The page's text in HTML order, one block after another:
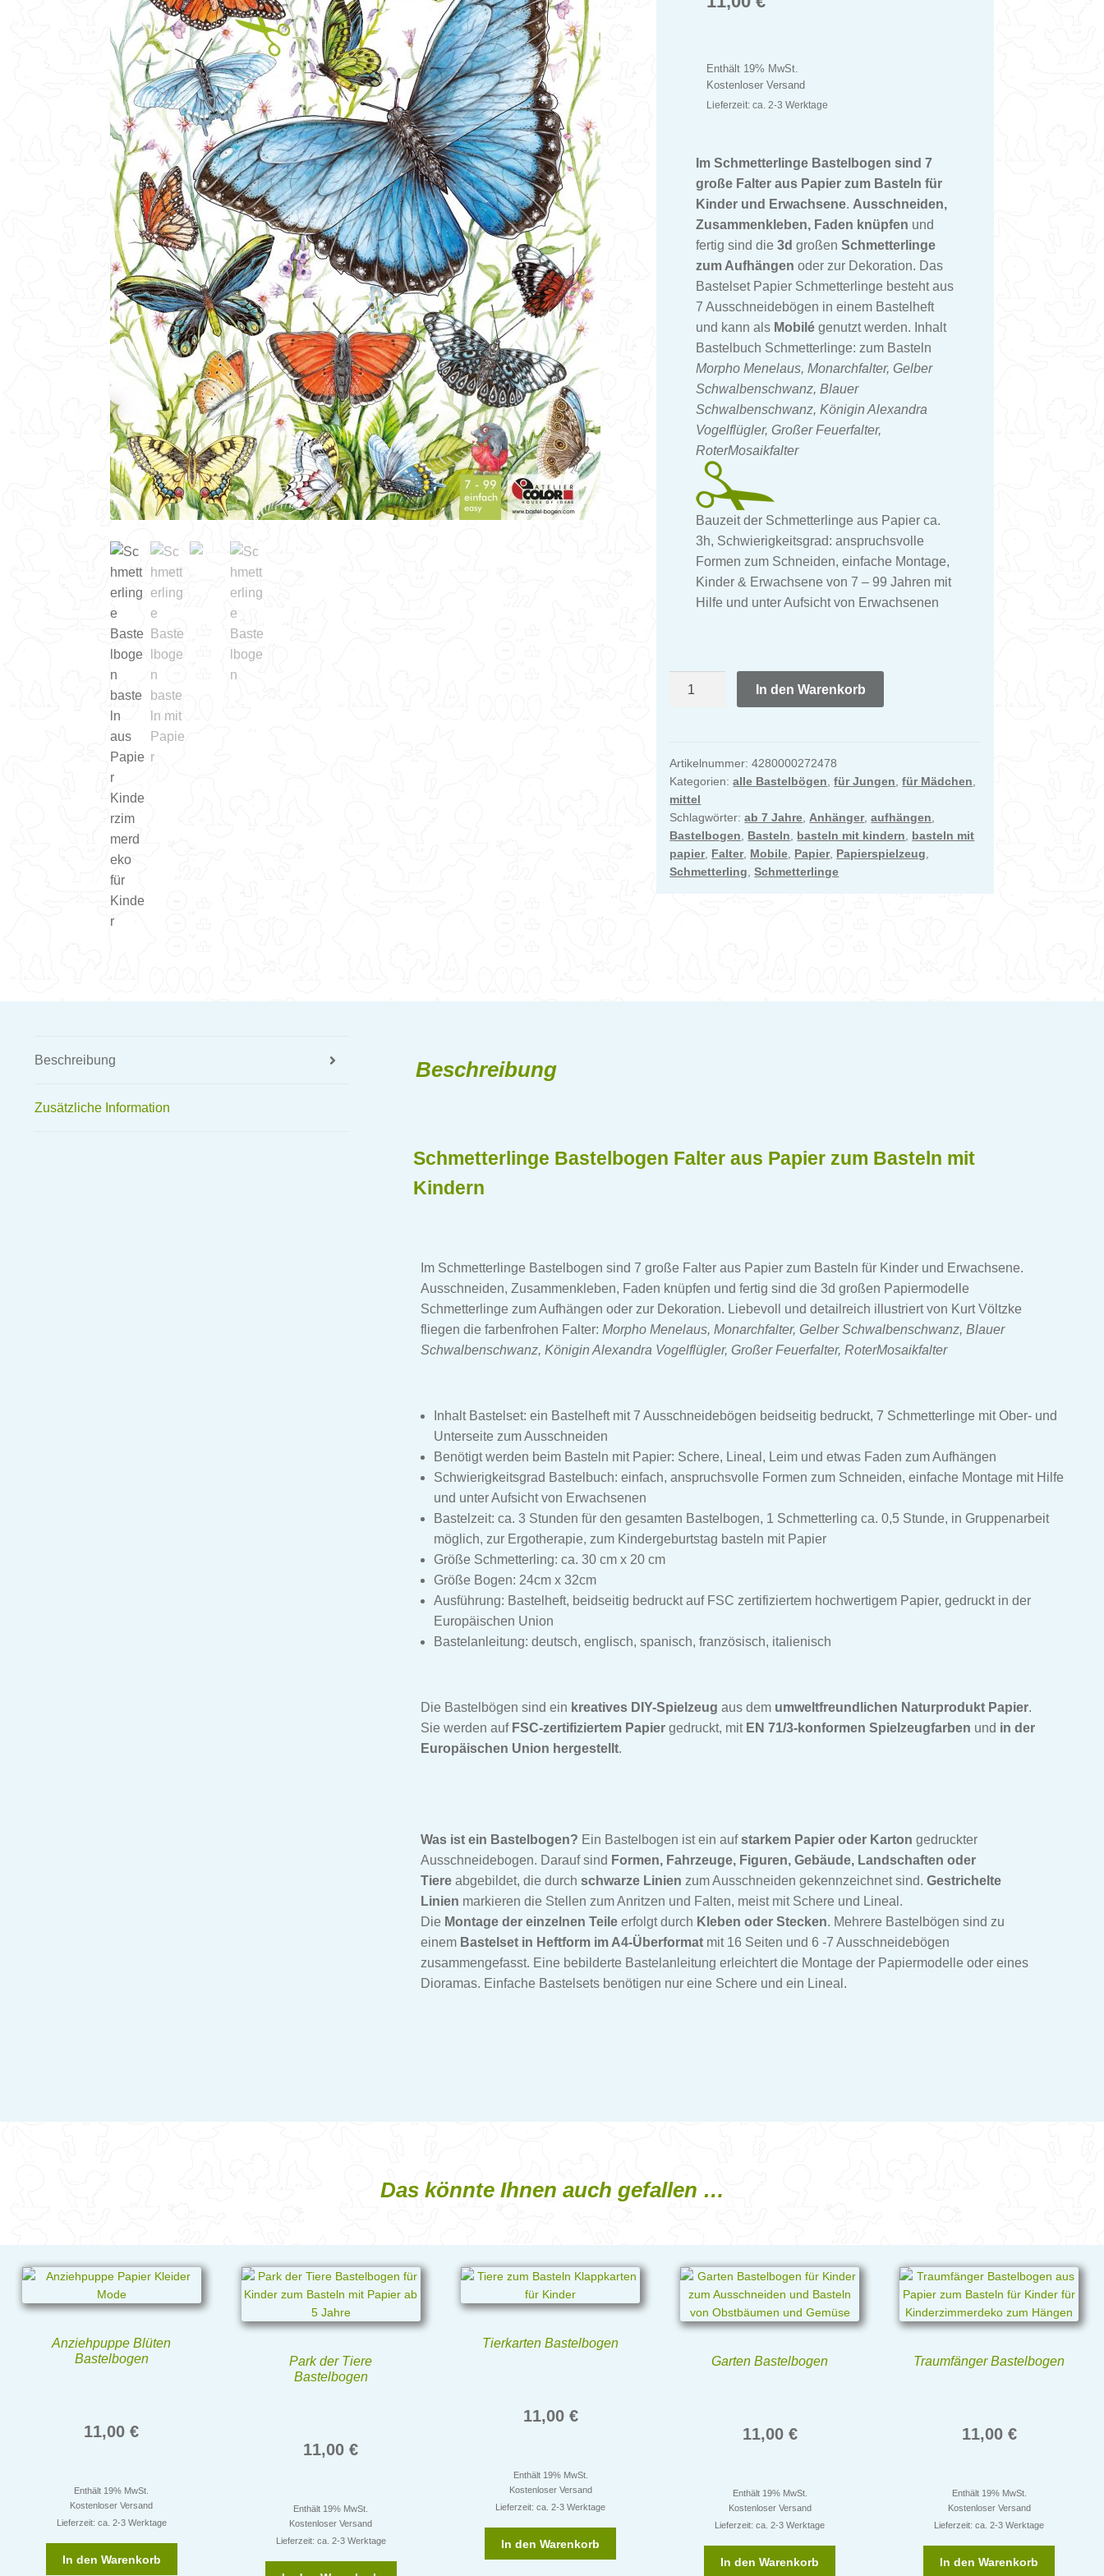
Enthält 19% MwSt.
Kostenloser Versand
Lieferzeit: ca. 2-3 Werktage
Im Schmetterlinge Bastelbogen sind 7
große Falter aus Papier zum Basteln für
Kinder und Erwachsene. Ausschneiden,
Zusammenkleben, Faden knüpfen und
fertig sind die3d großenSchmetterlinge
zum Aufhängen oder zur Dekoration. Das
Bastelset Papier Schmetterlinge besteht aus
7 Ausschneidebögen in einem Bastelheft
und kann als Mobilé genutzt werden. Inhalt
Bastelbuch Schmetterlinge: zum Basteln
Morpho Menelaus, Monarchfalter, Gelber
Schwalbenschwanz, Blauer
Schwalbenschwanz, Königin Alexandra
Vogelflügler, Großer Feuerfalter,
RoterMosaikfalter
Bauzeit der Schmetterlinge aus Papier ca.
3h, Schwierigkeitsgrad: anspruchsvolle
Formen zum Schneiden, einfache Montage,
Kinder & Erwachsene von 7 – 99 Jahren mit
Hilfe und unter Aufsicht von Erwachsenen
In den Warenkorb
Artikelnummer:4280000272478
Kategorien:alle Bastelbögen,für Jungen,für Mädchen,
mittel
Schlagwörter:ab 7 Jahre,Anhänger,aufhängen,
Bastelbogen, Basteln, basteln mit kindern, basteln mit
papier, Falter, Mobile, Papier, Papierspielzeug,
Schmetterling,Schmetterlinge
Beschreibung
Zusätzliche Information
Beschreibung
Schmetterlinge Bastelbogen Falter aus Papier zum Basteln mit
Kindern
Im Schmetterlinge Bastelbogen sind 7 große Falter aus Papier zum Basteln für Kinder und Erwachsene.
Ausschneiden, Zusammenkleben, Faden knüpfen und fertig sind die 3d großen Papiermodelle
Schmetterlinge zum Aufhängen oder zur Dekoration. Liebevoll und detailreich illustriert von Kurt Völtzke
fliegen die farbenfrohen Falter:Morpho Menelaus, Monarchfalter, Gelber Schwalbenschwanz, Blauer
Schwalbenschwanz, Königin Alexandra Vogelflügler, Großer Feuerfalter, RoterMosaikfalter
Inhalt Bastelset: ein Bastelheft mit 7 Ausschneidebögen beidseitig bedruckt, 7 Schmetterlinge mit Ober- und
Unterseite zum Ausschneiden
Benötigt werden beim Basteln mit Papier: Schere, Lineal, Leim und etwas Faden zum Aufhängen
Schwierigkeitsgrad Bastelbuch: einfach, anspruchsvolle Formen zum Schneiden, einfache Montage mit Hilfe
und unter Aufsicht von Erwachsenen
Bastelzeit: ca. 3 Stunden für den gesamten Bastelbogen, 1 Schmetterling ca. 0,5 Stunde, in Gruppenarbeit
möglich, zur Ergotherapie, zum Kindergeburtstag basteln mit Papier
Größe Schmetterling: ca. 30 cm x 20 cm
Größe Bogen: 24cm x 32cm
Ausführung: Bastelheft, beidseitig bedruckt auf FSC zertifiziertem hochwertigem Papier, gedruckt in der
Europäischen Union
Bastelanleitung: deutsch, englisch, spanisch, französisch, italienisch
Die Bastelbögen sind ein kreatives DIY-Spielzeug aus dem umweltfreundlichen Naturprodukt Papier.
Sie werden auf FSC-zertifiziertem Papier gedruckt, mit EN 71/3-konformen Spielzeugfarben und in der
Europäischen Union hergestellt.
Was ist ein Bastelbogen? Ein Bastelbogen ist ein aufstarkem Papier oder Karton gedruckter
Ausschneidebogen. Darauf sind Formen, Fahrzeuge, Figuren, Gebäude, Landschaften oder
Tiere abgebildet, die durchschwarze Linien zum Ausschneiden gekennzeichnet sind.Gestrichelte
Linien markieren die Stellen zum Anritzen und Falten, meist mit Schere und Lineal.
Die Montage der einzelnen Teile erfolgt durch Kleben oder Stecken. Mehrere Bastelbögen sind zu
einem Bastelset in Heftform im A4-Überformat mit 16 Seiten und 6 -7 Ausschneidebögen
zusammengefasst. Eine bebilderte Bastelanleitung erleichtert die Montage der Papiermodelle oder eines
Dioramas. Einfache Bastelsets benötigen nur eine Schere und ein Lineal.
Das könnte Ihnen auch gefallen …
Anziehpuppe Blüten
Bastelbogen
11,00€
Enthält 19% MwSt.
Kostenloser Versand
Lieferzeit: ca. 2-3 Werktage
In den Warenkorb
Park der Tiere
Bastelbogen
11,00€
Enthält 19% MwSt.
Kostenloser Versand
Lieferzeit: ca. 2-3 Werktage
Tierkarten Bastelbogen
11,00 €
Enthält 19% MwSt.
Kostenloser Versand
Lieferzeit: ca. 2-3 Werktage
In den Warenkorb
Garten Bastelbogen
11,00 €
Enthält 19% MwSt.
Kostenloser Versand
Lieferzeit: ca. 2-3 Werktage
In den Warenkorb
Traumfänger Bastelbogen
11,00 €
Enthält 19% MwSt.
Kostenloser Versand
Lieferzeit: ca. 2-3 Werktage
In den Warenkorb